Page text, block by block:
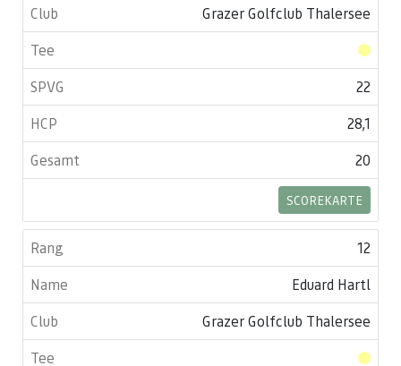
Grazer Golfclub Thalersee
22
28,1
20
SCOREKARTE
12
Eduard Hartl
Grazer Golfclub Thalersee